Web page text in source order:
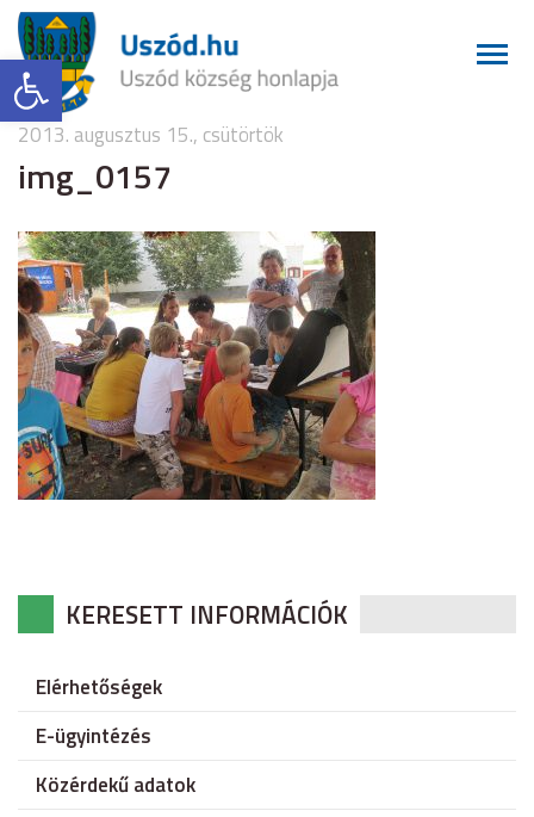
Eszköztár megnyitása
2013. augusztus 15., csütörtök
img_0157
KERESETT INFORMÁCIÓK
Elérhetőségek
E-ügyintézés
Közérdekű adatok